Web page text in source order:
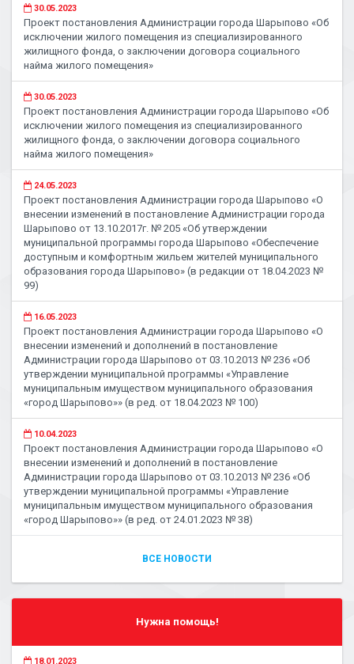
30.05.2023
Проект постановления Администрации города Шарыпово «Об
исключении жилого помещения из специализированного
жилищного фонда, о заключении договора социального
найма жилого помещения»
30.05.2023
Проект постановления Администрации города Шарыпово «Об
исключении жилого помещения из специализированного
жилищного фонда, о заключении договора социального
найма жилого помещения»
24.05.2023
Проект постановления Администрации города Шарыпово «О
внесении изменений в постановление Администрации города
Шарыпово от 13.10.2017г. № 205 «Об утверждении
муниципальной программы города Шарыпово «Обеспечение
доступным и комфортным жильем жителей муниципального
образования города Шарыпово» (в редакции от 18.04.2023 №
99)
16.05.2023
Проект постановления Администрации города Шарыпово «О
внесении изменений и дополнений в постановление
Администрации города Шарыпово от 03.10.2013 № 236 «Об
утверждении муниципальной программы «Управление
муниципальным имуществом муниципального образования
«город Шарыпово»» (в ред. от 18.04.2023 № 100)
10.04.2023
Проект постановления Администрации города Шарыпово «О
внесении изменений и дополнений в постановление
Администрации города Шарыпово от 03.10.2013 № 236 «Об
утверждении муниципальной программы «Управление
муниципальным имуществом муниципального образования
«город Шарыпово»» (в ред. от 24.01.2023 № 38)
ВСЕ НОВОСТИ
Нужна помощь!
18.01.2023